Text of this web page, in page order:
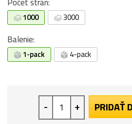
1000 3000
Balenie:
1-pack 4-pack
- + PRIDAŤ